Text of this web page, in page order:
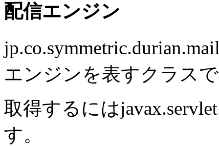
配信エンジン
エンジンを表すクラス
取得するには
す。